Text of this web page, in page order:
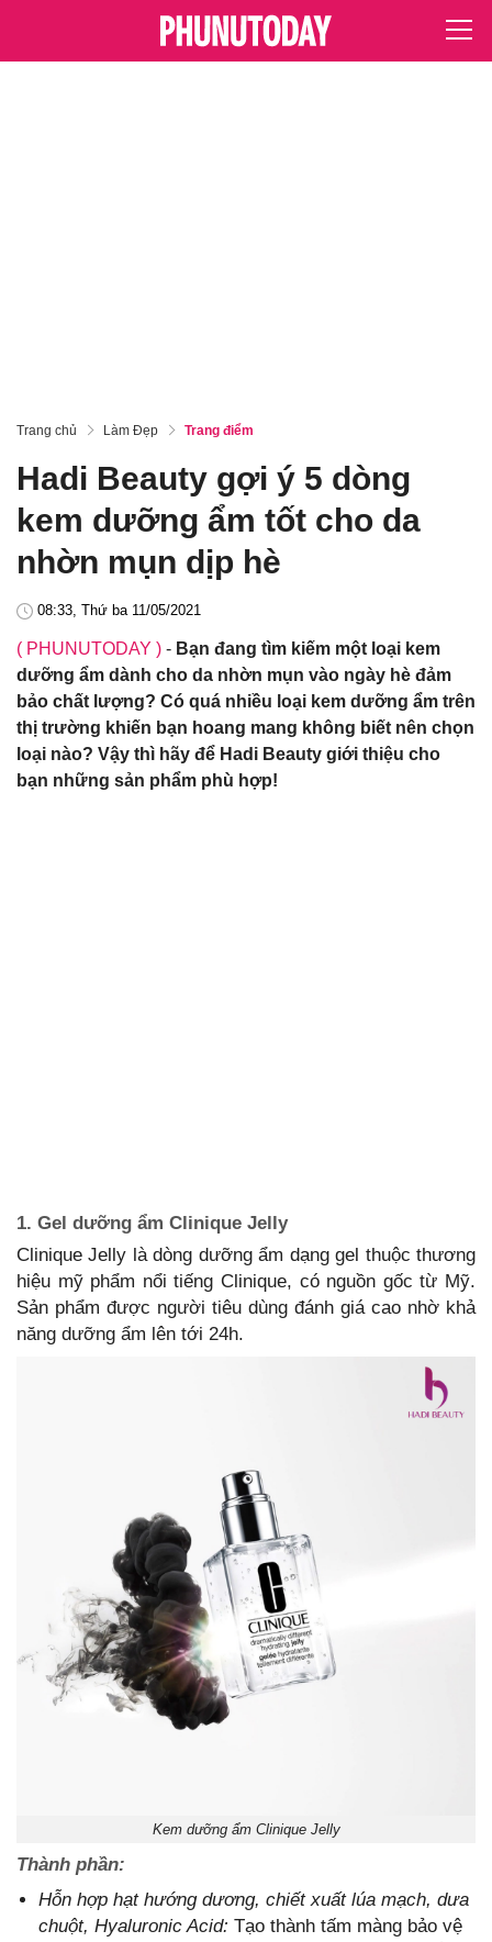
Trang chủ Làm Đẹp Trang điểm
Hadi Beauty gợi ý 5 dòng
kem dưỡng ẩm tốt cho da
nhờn mụn dịp hè
08:33, Thứ ba 11/05/2021
( PHUNUTODAY ) - Bạn đang tìm kiếm một loại kem
dưỡng ẩm dành cho da nhờn mụn vào ngày hè đảm
bảo chất lượng? Có quá nhiều loại kem dưỡng ẩm trên
thị trường khiến bạn hoang mang không biết nên chọn
loại nào? Vậy thì hãy để Hadi Beauty giới thiệu cho
bạn những sản phẩm phù hợp!
1. Gel dưỡng ẩm Clinique Jelly
Clinique Jelly là dòng dưỡng ẩm dạng gel thuộc thương
hiệu mỹ phẩm nổi tiếng Clinique, có nguồn gốc từ Mỹ.
Sản phẩm được người tiêu dùng đánh giá cao nhờ khả
năng dưỡng ẩm lên tới 24h.
Kem dưỡng ẩm Clinique Jelly
Thành phần:
Hỗn hợp hạt hướng dương, chiết xuất lúa mạch, dưa
chuột, Hyaluronic Acid: Tạo thành tấm màng bảo vệ